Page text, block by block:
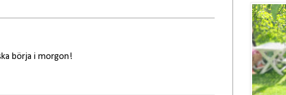
börja i morgon!